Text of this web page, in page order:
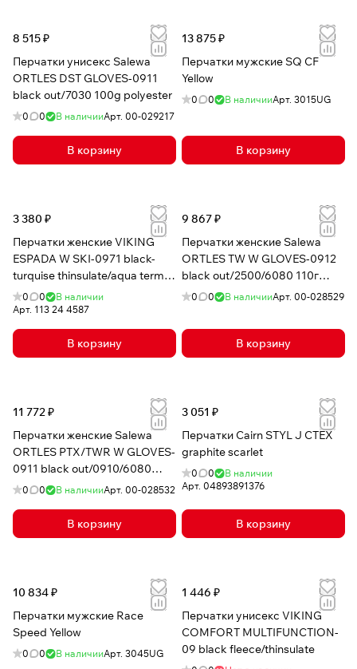
8 515 ₽
Перчатки унисекс Salewa
ORTLES DST GLOVES-0911
black out/7030 100g polyester
0 0 В наличииАрт. 00-029217
В корзину
13 875 ₽
Перчатки мужские SQ CF
Yellow
0 0 В наличииАрт. 3015UG
В корзину
3 380 ₽
Перчатки женские VIKING
ESPADA W SKI-0971 black-
turquise thinsulate/aqua termo
tex
0 0
В наличии
Арт. 113 24 4587
В корзину
9 867 ₽
Перчатки женские Salewa
ORTLES TW W GLOVES-0912
black out/2500/6080 110г
powertex/alpine wool
0 0 В наличииАрт. 00-028529
В корзину
11 772 ₽
Перчатки женские Salewa
ORTLES PTX/TWR W GLOVES-
0911 black out/0910/6080
130г powertex/alpine wool
0 0 В наличииАрт. 00-028532
В корзину
3 051 ₽
Перчатки Cairn STYL J CTEX
graphite scarlet
0 0
В наличии
Арт. 04893891376
В корзину
10 834 ₽
Перчатки мужские Race
Speed Yellow
0 0 В наличииАрт. 3045UG
1 446 ₽
Перчатки унисекс VIKING
COMFORT MULTIFUNCTION-
09 black fleece/thinsulate